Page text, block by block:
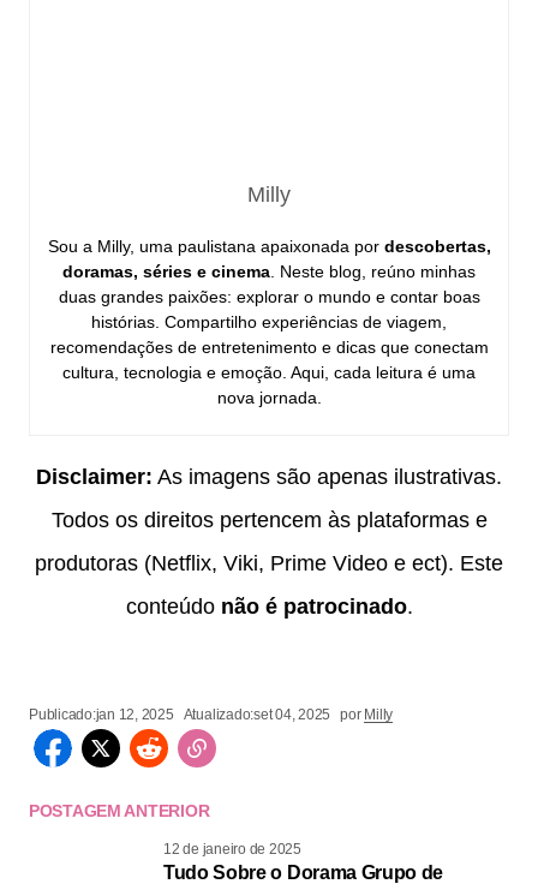
Milly
Sou a Milly, uma paulistana apaixonada por descobertas,
doramas, séries e cinema . Neste blog, reúno minhas
duas grandes paixões: explorar o mundo e contar boas
histórias. Compartilho experiências de viagem,
recomendações de entretenimento e dicas que conectam
cultura, tecnologia e emoção. Aqui, cada leitura é uma
nova jornada.
Disclaimer: As imagens são apenas ilustrativas.
Todos os direitos pertencem às plataformas e
produtoras (Netflix, Viki, Prime Video e ect). Este
conteúdo não é patrocinado.
Publicado:jan 12, 2025 Atualizado:set 04, 2025 por Milly
POSTAGEM ANTERIOR
12 de janeiro de 2025
Tudo Sobre o Dorama Grupo de